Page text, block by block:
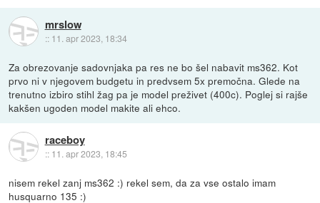
mrslow
:: 11. apr 2023, 18:34
Za obrezovanje sadovnjaka pa res ne bo šel nabavit ms362. Kot
prvo ni v njegovem budgetu in predvsem 5x premočna. Glede na
trenutno izbiro stihl žag pa je model preživet (400c). Poglej si rajše
kakšen ugoden model makite ali ehco.
raceboy
:: 11. apr 2023, 18:45
nisem rekel zanj ms362 :) rekel sem, da za vse ostalo imam
husquarno 135 :)